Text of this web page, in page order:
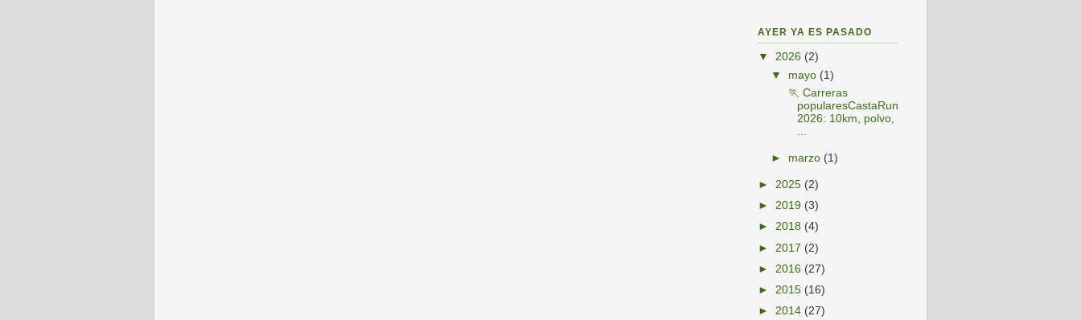
AYER YA ES PASADO
▼ 2026 (2)
▼ mayo (1)
🏃 Carreras
popularesCastaRun
2026: 10km, polvo,
...
► marzo (1)
► 2025 (2)
► 2019 (3)
► 2018 (4)
► 2017 (2)
► 2016 (27)
► 2015 (16)
► 2014 (27)